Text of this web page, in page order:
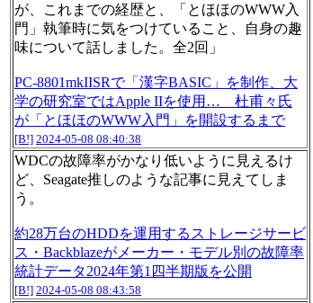
が、これまでの経歴と、「とほほのWWW入
門」執筆時に気をつけていること、自身の趣
味について話しました。全2回」
PC-8801mkIISRで「漢字BASIC」を制作、大
学の研究室ではApple IIを使用… 杜甫々氏
が「とほほのWWW入門」を開設するまで
[B!] 2024-05-08 08:40:38
WDCの故障率がかなり低いように見えるけ
ど、Seagate推しのような記事に見えてしま
う。
約28万台のHDDを運用するストレージサービ
ス・Backblazeがメーカー・モデル別の故障率
統計データ2024年第1四半期版を公開
[B!] 2024-05-08 08:43:58